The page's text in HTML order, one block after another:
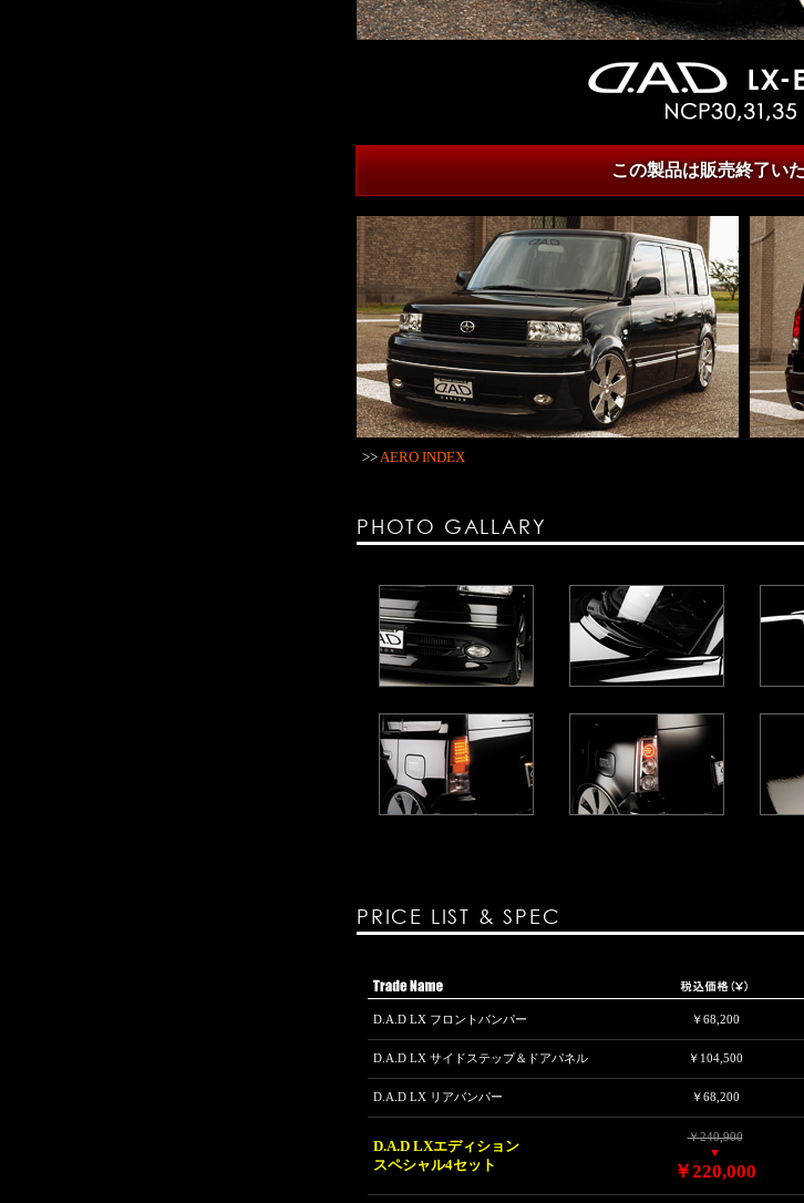
この製品は販売終了い
>>AERO INDEX
PHOTO GALLARY
PRICE LIST & SPEC
D.A.D LX フロントバンパー ￥68,200
D.A.D LX サイドステップ＆ドアパネル ￥104,500
D.A.D LX リアバンパー ￥68,200
D.A.D LXエディション
スペシャル4セット
￥240,900
▼
￥220,000